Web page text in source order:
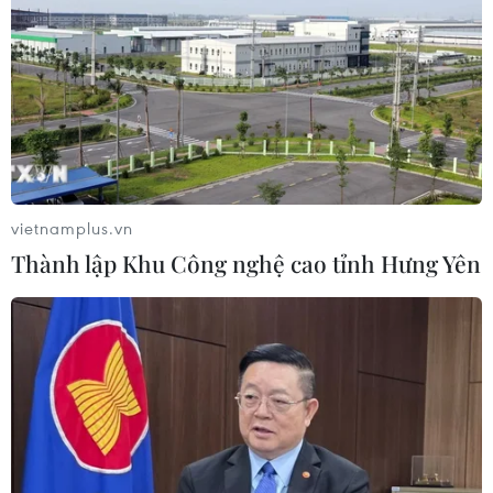
hóa Đối tác Chiến lược Toàn diện
Tăng cường
05/08/2026 13:30
Hơn 100 người thiệt mạng trong mùa
mưa khốc liệt ở Ấn Độ
05/08/2026 09:39
Trung Quốc phóng thành công hai
vệ tinh siêu phổ Đông Phương Huệ
Nhãn
05/08/2026 07:16
Trung Quốc: Cảnh sát Hong Kong,
vietnamplus.vn
Thành lập Khu Công nghệ cao tỉnh Hưng Yên